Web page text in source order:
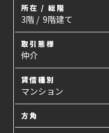
所在 / 総階
3階 / 9階建て
取引態様
仲介
賃借種別
マンション
方角